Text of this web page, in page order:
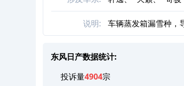
说明: 车辆蒸发箱漏雪种，
东风日产数据统计:
投诉量4904宗